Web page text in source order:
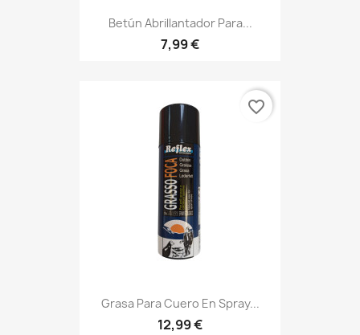
Betún Abrillantador Para...
7,99 €
Grasa Para Cuero En Spray...
12,99 €
favorite_border